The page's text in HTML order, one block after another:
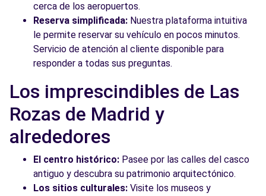
cerca de los aeropuertos.
Reserva simplificada: Nuestra plataforma intuitiva
le permite reservar su vehículo en pocos minutos.
Servicio de atención al cliente disponible para
responder a todas sus preguntas.
Los imprescindibles de Las
Rozas de Madrid y
alrededores
El centro histórico: Pasee por las calles del casco
antiguo y descubra su patrimonio arquitectónico.
Los sitios culturales: Visite los museos y